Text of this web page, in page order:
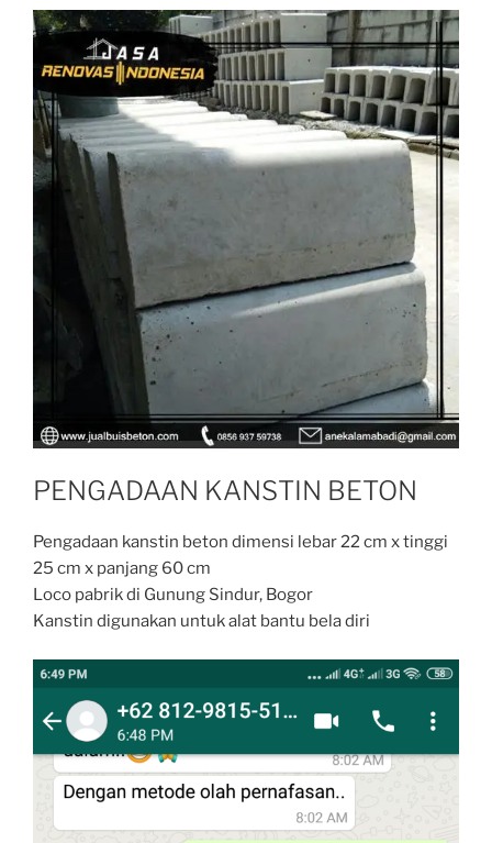
PENGADAAN KANSTIN BETON
Pengadaan kanstin beton dimensi lebar 22 cm x tinggi
25 cm x panjang 60 cm
Loco pabrik di Gunung Sindur, Bogor
Kanstin digunakan untuk alat bantu bela diri